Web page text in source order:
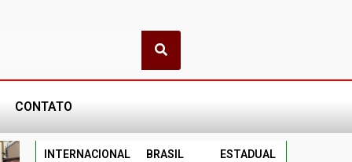
CONTATO
INTERNACIONAL BRASIL ESTADUAL